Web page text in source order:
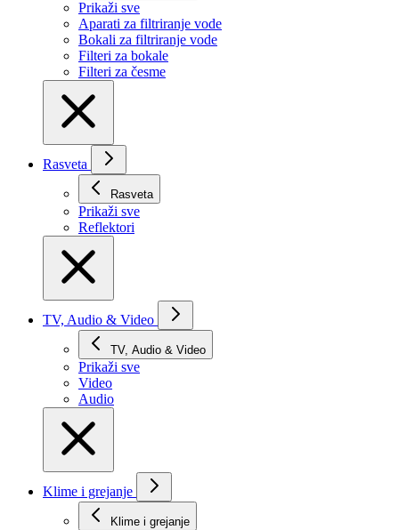
Prikaži svе
Aparati za filtriranje vode
Bokali za filtriranje vode
Filteri za bokale
Filteri za česme
Rasveta
Rasveta
Prikaži svе
Reflektori
TV, Audio & Video
TV, Audio & Video
Prikaži svе
Video
Audio
Klime i grejanje
Klime i grejanje